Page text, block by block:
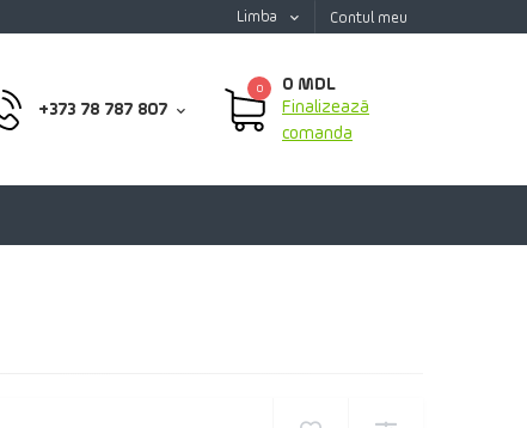
Limba Contul meu
+373 78 787 807
0
0 MDL
Finalizează
comanda